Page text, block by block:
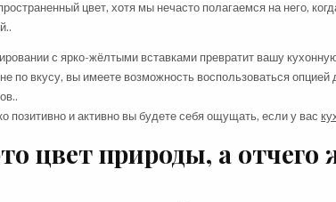
цвет, хотя мы нечасто полагаемся на него,
с ярко-жёлтыми вставками превратит вашу
по вкусу, вы имеете возможность воспользоваться
позитивно и активно вы будете себя ощущать, если у вас
цвет природы, а отчего